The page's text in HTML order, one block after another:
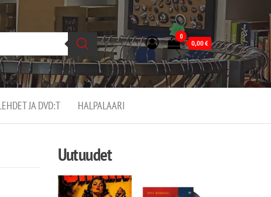
0
0,00€
JA DVD:T HALPALAARI
Uutuudet